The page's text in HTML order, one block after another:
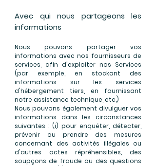
Avec qui nous partageons les
informations
Nous pouvons partager vos
informations avec nos fournisseurs de
services, afin d'exploiter nos Services
(par exemple, en stockant des
informations sur les services
d'hébergement tiers, en fournissant
notre assistance technique, etc.)
Nous pouvons également divulguer vos
informations dans les circonstances
suivantes : (i) pour enquêter, détecter,
prévenir ou prendre des mesures
concernant des activités illégales ou
d'autres actes répréhensibles, des
soupçons de fraude ou des questions